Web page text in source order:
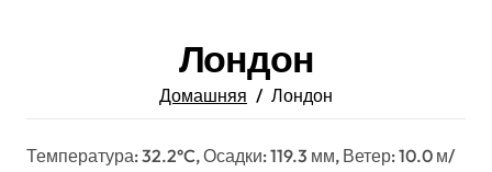
Лондон
Домашняя Лондон
Температура: 32.2°C, Осадки: 119.3 мм, Ветер: 10.0 м/